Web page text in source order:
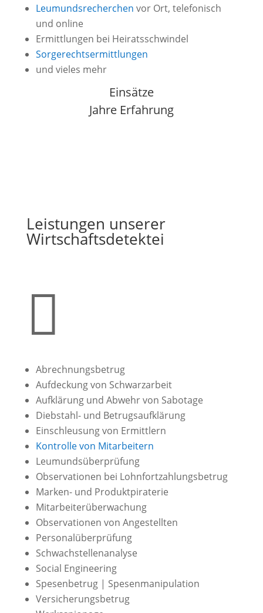
Leumundsrecherchen vor Ort, telefonisch
und online
Ermittlungen bei Heiratsschwindel
Sorgerechtsermittlungen
und vieles mehr
Einsätze
Jahre Erfahrung
Leistungen unserer
Wirtschaftsdetektei

Abrechnungsbetrug
Aufdeckung von Schwarzarbeit
Aufklärung und Abwehr von Sabotage
Diebstahl- und Betrugsaufklärung
Einschleusung von Ermittlern
Kontrolle von Mitarbeitern
Leumundsüberprüfung
Observationen bei Lohnfortzahlungsbetrug
Marken- und Produktpiraterie
Mitarbeiterüberwachung
Observationen von Angestellten
Personalüberprüfung
Schwachstellenanalyse
Social Engineering
Spesenbetrug | Spesenmanipulation
Versicherungsbetrug